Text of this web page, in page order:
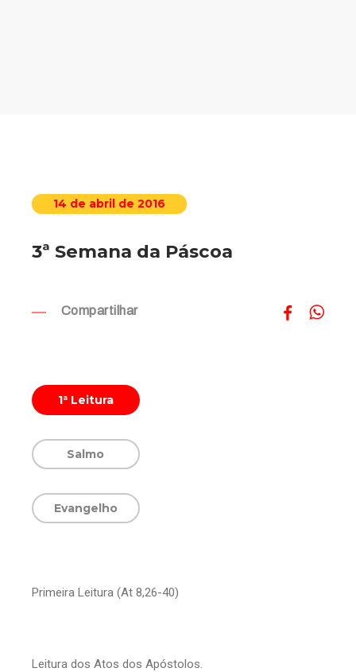
14 de abril de 2016
3ª Semana da Páscoa
Compartilhar
1ª Leitura
Salmo
Evangelho
Primeira Leitura (At 8,26-40)
Leitura dos Atos dos Apóstolos.